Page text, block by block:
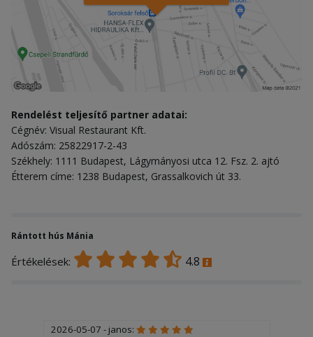
Rendelést teljesítő partner adatai:
Cégnév: Visual Restaurant Kft.
Adószám: 25822917-2-43
Székhely: 1111 Budapest, Lágymányosi utca 12. Fsz. 2. ajtó
Étterem címe: 1238 Budapest, Grassalkovich út 33.
Rántott hús Mánia
Értékelések: 4.8
2026-05-07 - janos: